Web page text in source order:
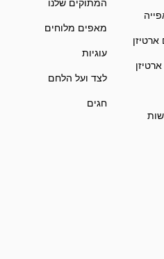
מאפים מלוחים
עוגיות
לצד ועל הלחם
חגים